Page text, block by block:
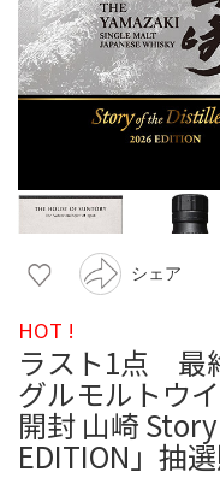
シェア
HOT !
ラスト1点
グルモルトウ
開封 山崎
EDITION」抽